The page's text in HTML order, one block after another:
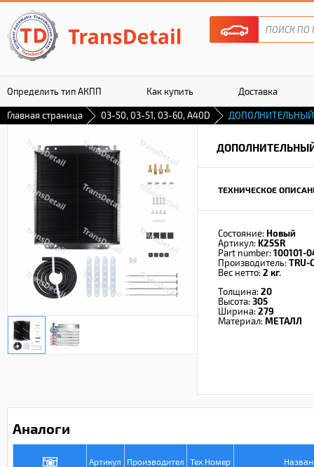
Определить тип АКПП Как купить Доставка
Гарантия
Главная страница 03-50, 03-51, 03-60, A40D
ТЕХНИЧЕСКОЕ
Состояние: Новый
Артикул: K25SR
Part number: 100101-
Производитель: TRU-
Вес нетто: 2 кг.
Толщина: 20
Высота: 305
Ширина: 279
Материал: МЕТАЛЛ
Аналоги
Артикул Производител Тех.Номер